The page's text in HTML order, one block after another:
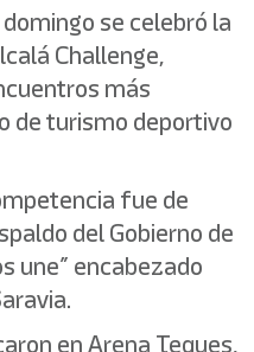
se celebró la
Challenge,
más
de turismo deportivo
fue de
del Gobierno de
une” encabezado
en Arena Teques,